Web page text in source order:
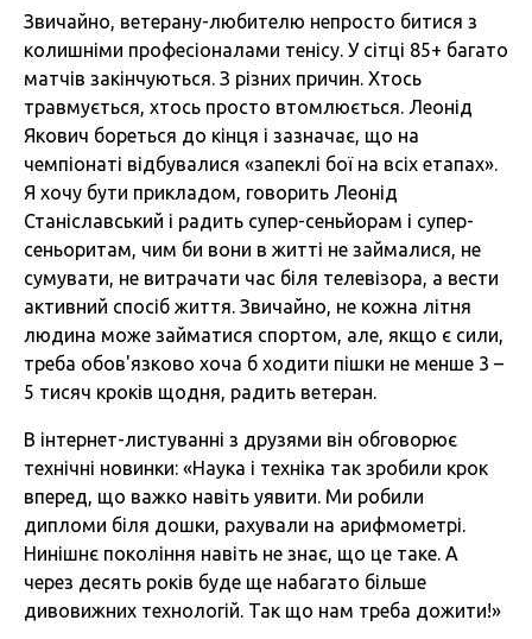
Звичайно, ветерану-любителю непросто битися з
колишніми професіоналами тенісу. У сітці 85+ багато
матчів закінчуються. З різних причин. Хтось
травмується, хтось просто втомлюється. Леонід
Якович бореться до кінця і зазначає, що на
чемпіонаті відбувалися «запеклі бої на всіх етапах».
Я хочу бути прикладом, говорить Леонід
Станіславський і радить супер-сеньйорам і супер-
сеньоритам, чим би вони в житті не займалися, не
сумувати, не витрачати час біля телевізора, а вести
активний спосіб життя. Звичайно, не кожна літня
людина може займатися спортом, але, якщо є сили,
треба обов'язково хоча б ходити пішки не менше 3 –
5 тисяч кроків щодня, радить ветеран.
В інтернет-листуванні з друзями він обговорює
технічні новинки: «Наука і техніка так зробили крок
вперед, що важко навіть уявити. Ми робили
дипломи біля дошки, рахували на арифмометрі.
Нинішнє покоління навіть не знає, що це таке. А
через десять років буде ще набагато більше
дивовижних технологій. Так що нам треба дожити!»